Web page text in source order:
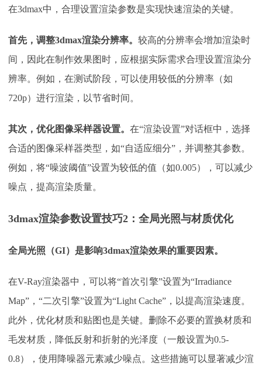
在3dmax中，合理设置渲染参数是实现快速渲染的关键。
首先，调整3dmax渲染分辨率。 较高的分辨率会增加渲染时
间，因此在制作效果图时，应根据实际需求合理设置渲染分
辨率。例如，在测试阶段，可以使用较低的分辨率（如
720p）进行渲染，以节省时间。
其次，优化图像采样器设置。 在“渲染设置”对话框中，选择
合适的图像采样器类型，如“自适应细分”，并调整其参数。
例如，将“噪波阈值”设置为较低的值（如0.005），可以减少
噪点，提高渲染质量。
3dmax渲染参数设置技巧2：全局光照与材质优化
全局光照（GI）是影响3dmax渲染效果的重要因素。
在V-Ray渲染器中，可以将“首次引擎”设置为“Irradiance
Map”，“二次引擎”设置为“Light Cache”，以提高渲染速度。
此外，优化材质和贴图也是关键。删除不必要的置换材质和
毛发材质，降低反射和折射的光泽度（一般设置为0.5-
0.8），使用降噪器元素减少噪点。这些措施可以显著减少渲